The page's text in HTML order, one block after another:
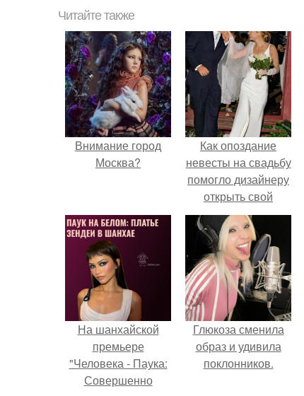
Читайте также
Внимание город
Москва?
Как опоздание
невесты на свадьбу
помогло дизайнеру
открыть свой
бренд.
На шанхайской
премьере
"Человека - Паука:
Совершенно
Глюкоза сменила
образ и удивила
поклонников.